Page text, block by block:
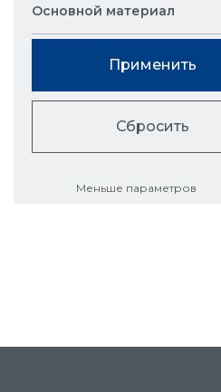
Основной материал
Применить
Сбросить
Меньше параметров